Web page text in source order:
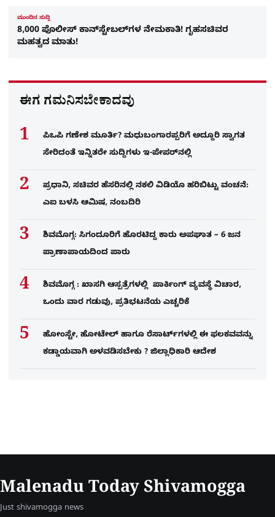
ಮುಂದಿನ ಸುದ್ದಿ
8,000 ಪೊಲೀಸ್ ಕಾನ್‌ಸ್ಟೇಬಲ್‌ಗಳ ನೇಮಕಾತಿ! ಗೃಹಸಚಿವರ
ಮಹತ್ವದ ಮಾತು!
ಈಗ ಗಮನಿಸಬೇಕಾದವು
ಪಿಒಪಿ ಗಣೇಶ ಮೂರ್ತಿ? ಮಧುಬಂಗಾರಪ್ಪರಿಗೆ ಅದ್ದೂರಿ ಸ್ವಾಗತ
ಸೇರಿದಂತೆ ಇನ್ನಿತರೇ ಸುದ್ದಿಗಳು ಇ-ಪೇಪರ್​ನಲ್ಲಿ
ಪ್ರಧಾನಿ, ಸಚಿವರ ಹೆಸರಿನಲ್ಲಿ ನಕಲಿ ವಿಡಿಯೊ ಹರಿಬಿಟ್ಟು ವಂಚನೆ:
ಎಐ ಬಳಸಿ ಆಮಿಷ, ನಂಬದಿರಿ
ಶಿವಮೊಗ್ಗ: ಸಿಗಂದೂರಿಗೆ ಹೊರಟಿದ್ದ ಕಾರು ಅಪಘಾತ – 6 ಜನ
ಪ್ರಾಣಾಪಾಯದಿಂದ ಪಾರು
ಶಿವಮೊಗ್ಗ : ಖಾಸಗಿ ಆಸ್ಪತ್ರೆಗಳಲ್ಲಿ ಪಾರ್ಕಿಂಗ್​ ವ್ಯವಸ್ಥೆ ವಿಚಾರ,
ಒಂದು ವಾರ ಗಡುವು, ಪ್ರತಿಭಟನೆಯ ಎಚ್ಚರಿಕೆ
ಹೋಂಸ್ಟೇ, ಹೋಟೇಲ್ ಹಾಗೂ ರೆಸಾರ್ಟ್‌ಗಳಲ್ಲಿ ಈ ಫಲಕವವನ್ನು
ಕಡ್ಡಾಯವಾಗಿ ಅಳವಡಿಸಬೇಕು ? ಜಿಲ್ಲಾಧಿಕಾರಿ ಆದೇಶ
Malenadu Today Shivamogga
Just shivamogga news